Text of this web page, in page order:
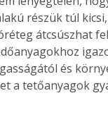
részük túl
átcsúszhat
és
a tetőanyagok